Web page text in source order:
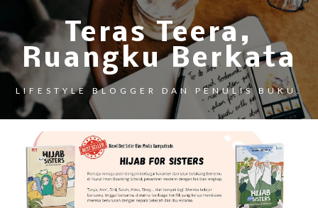
Teras Teera,
Ruangku Berkata
LIFESTYLE BLOGGER DAN PENULIS BUKU.